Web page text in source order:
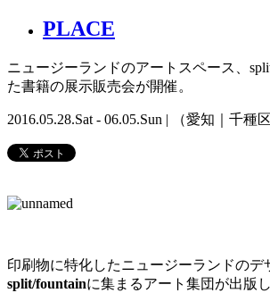
PLACE
ニュージーランドのアートスペース、
た書籍の展示販売会が開催。
2016.05.28.Sat - 06.05.Sun | （愛知｜千種区
印刷物に特化したニュージーランドのデ
split/fountainに集まるアート集団が出版